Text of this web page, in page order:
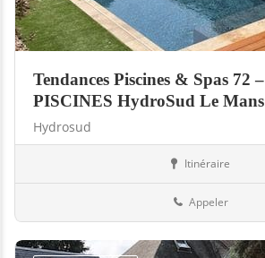
Tendances Piscines & Spas 72 –
PISCINES HydroSud Le Mans
Hydrosud
Itinéraire
Appeler